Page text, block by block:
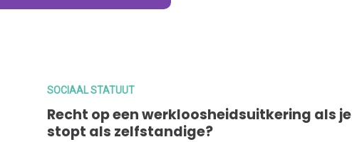
SOCIAAL STATUUT
Recht op een werkloosheidsuitkering als je
stopt als zelfstandige?